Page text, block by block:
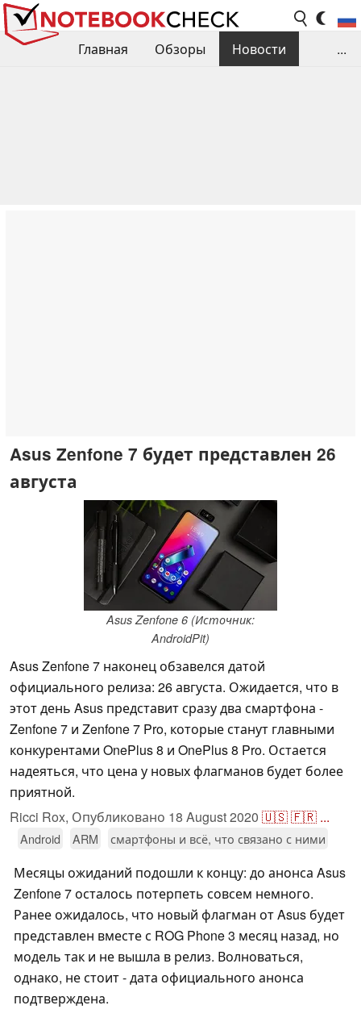
Главная Обзоры
Новости
...
Asus Zenfone 7 будет представлен 26
августа
Asus Zenfone 6 (Источник:
AndroidPit)
Asus Zenfone 7 наконец обзавелся датой
официального релиза: 26 августа. Ожидается, что в
этот день Asus представит сразу два смартфона -
Zenfone 7 и Zenfone 7 Pro, которые станут главными
конкурентами OnePlus 8 и OnePlus 8 Pro. Остается
надеяться, что цена у новых флагманов будет более
приятной.
Ricci Rox, Опубликовано 18 August 2020 🇺🇸🇫🇷 ...
Android ARM смартфоны и всё, что связано с ними
Месяцы ожиданий подошли к концу: до анонса Asus
Zenfone 7 осталось потерпеть совсем немного.
Ранее ожидалось, что новый флагман от Asus будет
представлен вместе с ROG Phone 3 месяц назад, но
модель так и не вышла в релиз. Волноваться,
однако, не стоит - дата официального анонса
подтверждена.